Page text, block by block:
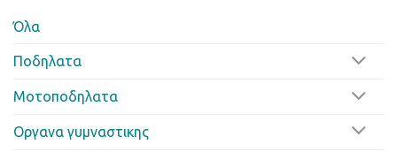
Όλα
Ποδηλατα
Μοτοποδηλατα
Οργανα γυμναστικης